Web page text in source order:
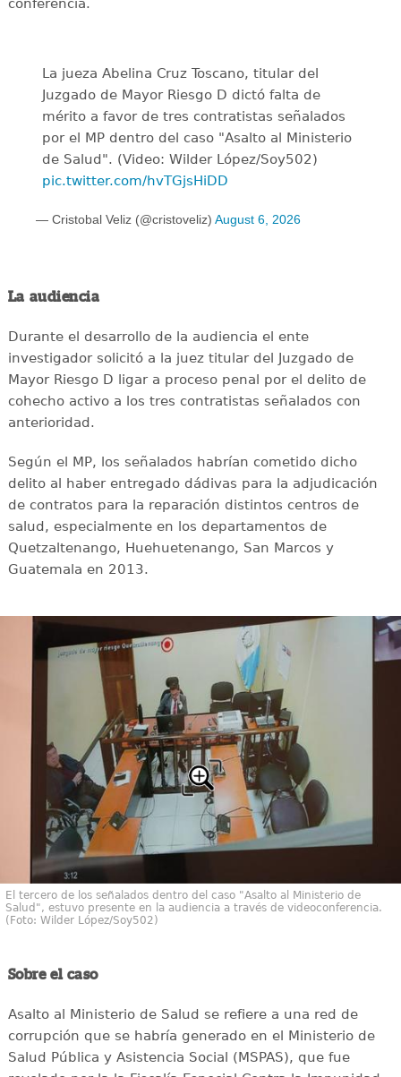
La jueza Abelina Cruz Toscano, titular del
Juzgado de Mayor Riesgo D dictó falta de
mérito a favor de tres contratistas señalados
por el MP dentro del caso "Asalto al Ministerio
de Salud". (Video: Wilder López/Soy502)
pic.twitter.com/hvTGjsHiDD
— Cristobal Veliz (@cristoveliz) August 6, 2026
La audiencia
Durante el desarrollo de la audiencia el ente
investigador solicitó a la juez titular del Juzgado de
Mayor Riesgo D ligar a proceso penal por el delito de
cohecho activo a los tres contratistas señalados con
anterioridad.
Según el MP, los señalados habrían cometido dicho
delito al haber entregado dádivas para la adjudicación
de contratos para la reparación distintos centros de
salud, especialmente en los departamentos de
Quetzaltenango, Huehuetenango, San Marcos y
Guatemala en 2013.
El tercero de los señalados dentro del caso "Asalto al Ministerio de
Salud", estuvo presente en la audiencia a través de videoconferencia.
(Foto: Wilder López/Soy502)
Sobre el caso
Asalto al Ministerio de Salud se refiere a una red de
corrupción que se habría generado en el Ministerio de
Salud Pública y Asistencia Social (MSPAS), que fue